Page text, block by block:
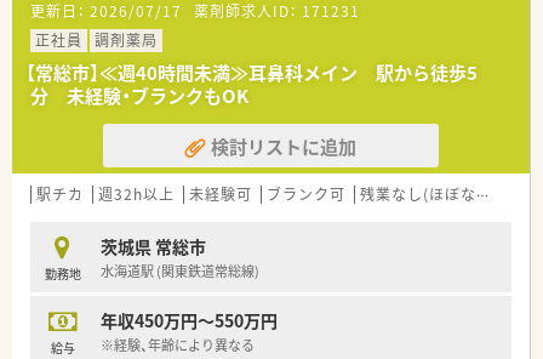
更新日： 2026/07/17 薬剤師求人ID： 171231
正社員
調剤薬局
【常総市】≪週40時間未満≫耳鼻科メイン 駅から徒歩5
分 未経験・ブランクもOK
検討リストに追加
駅チカ 週32h以上 未経験可 ブランク可 残業なし(ほぼなし含む)
勤務地
茨城県 常総市
水海道駅 (関東鉄道常総線)
給与
年収450万円～550万円
※経験、年齢により異なる